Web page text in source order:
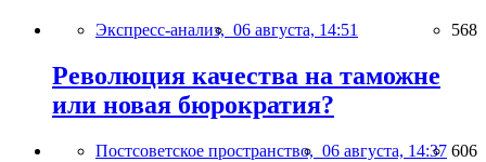
Экспресс-анализ, 06 августа, 14:51 568
Революция качества на таможне
или новая бюрократия?
Постсоветское пространство, 06 августа, 14:37 606